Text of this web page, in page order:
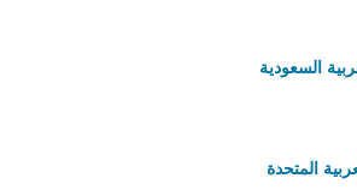
السعودية
المتحدة